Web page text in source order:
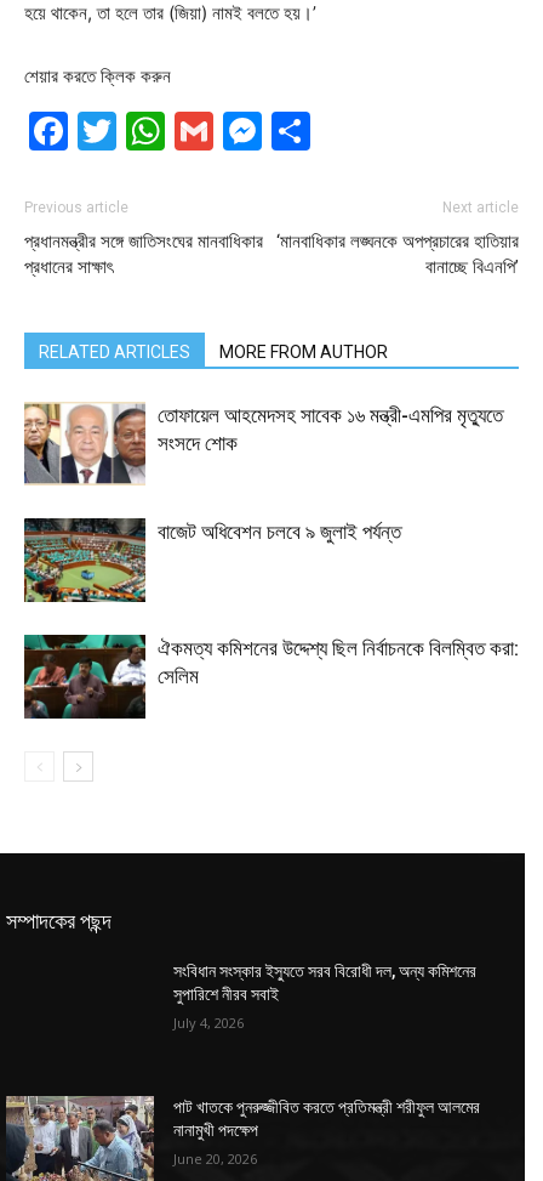
হয়ে থাকেন, তা হলে তার (জিয়া) নামই বলতে হয়।’
শেয়ার করতে ক্লিক করুন
Facebook
Twitter
WhatsApp
GmailMessenger
Previous article
প্রধানমন্ত্রীর সঙ্গে জাতিসংঘের মানবাধিকার
প্রধানের সাক্ষাৎ
Next article
‘মানবাধিকার লঙ্ঘনকে অপপ্রচারের হাতিয়ার
বানাচ্ছে বিএনপি’
RELATED ARTICLES MORE FROM AUTHOR
তোফায়েল আহমেদসহ সাবেক ১৬ মন্ত্রী-এমপির মৃত্যুতে
সংসদে শোক
বাজেট অধিবেশন চলবে ৯ জুলাই পর্যন্ত
ঐকমত্য কমিশনের উদ্দেশ্য ছিল নির্বাচনকে বিলম্বিত করা:
সেলিম
সম্পাদকের পছন্দ
সংবিধান সংস্কার ইস্যুতে সরব বিরোধী দল, অন্য কমিশনের
সুপারিশে নীরব সবাই
July 4, 2026
পাট খাতকে পুনরুজ্জীবিত করতে প্রতিমন্ত্রী শরীফুল আলমের
নানামুখী পদক্ষেপ
June 20, 2026